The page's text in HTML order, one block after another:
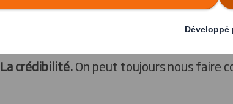
La crédibilité.On peut toujours nous faire